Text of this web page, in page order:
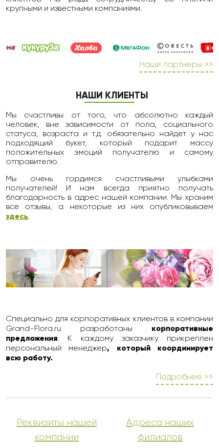
крупными и известными компаниями.
Наши партнеры >>
НАШИ КЛИЕНТЫ
Мы счастливы от того, что абсолютно каждый
человек, вне зависимости от пола, социального
статуса, возраста и т.д. обязательно найдет у нас
подходящий букет, который подарит массу
положительных эмоций получателю и самому
отправителю.
Мы очень гордимся счастливыми улыбками
получателей! И нам всегда приятно получать
благодарность в адрес нашей компании. Мы храним
все отзывы, а некоторые из них опубликовываем
здесь.
Специально для корпоративных клиентов в компании
Grand-Flora.ru разработаны корпоративные
предложения. К каждому заказчику прикреплен
персональный менеджер, который координирует
всю работу.
Подробнее >>
Реквизиты нашей
компании
Адреса наших
филиалов